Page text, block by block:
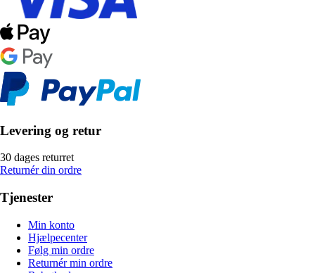
Levering og retur
30 dages returret
Returnér din ordre
Tjenester
Min konto
Hjælpecenter
Følg min ordre
Returnér min ordre